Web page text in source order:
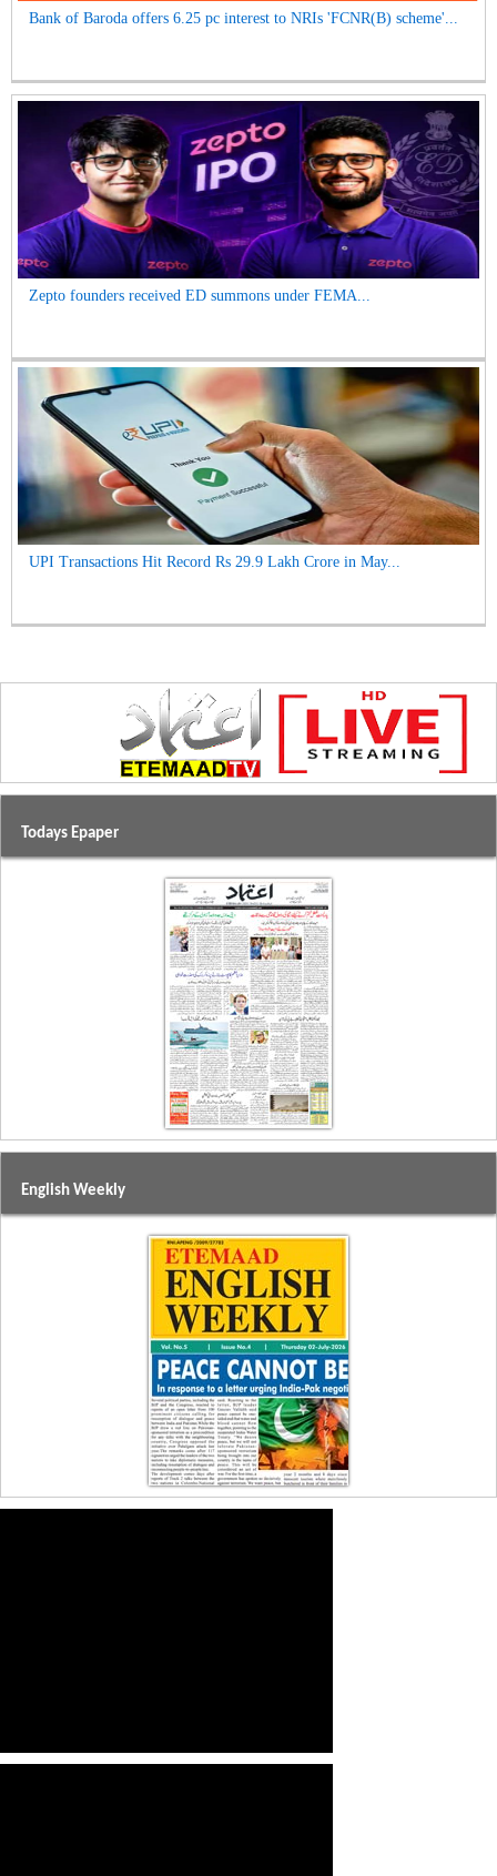
Bank of Baroda offers 6.25 pc interest to NRIs 'FCNR(B) scheme'...
Zepto founders received ED summons under FEMA...
UPI Transactions Hit Record Rs 29.9 Lakh Crore in May...
Todays Epaper
English Weekly